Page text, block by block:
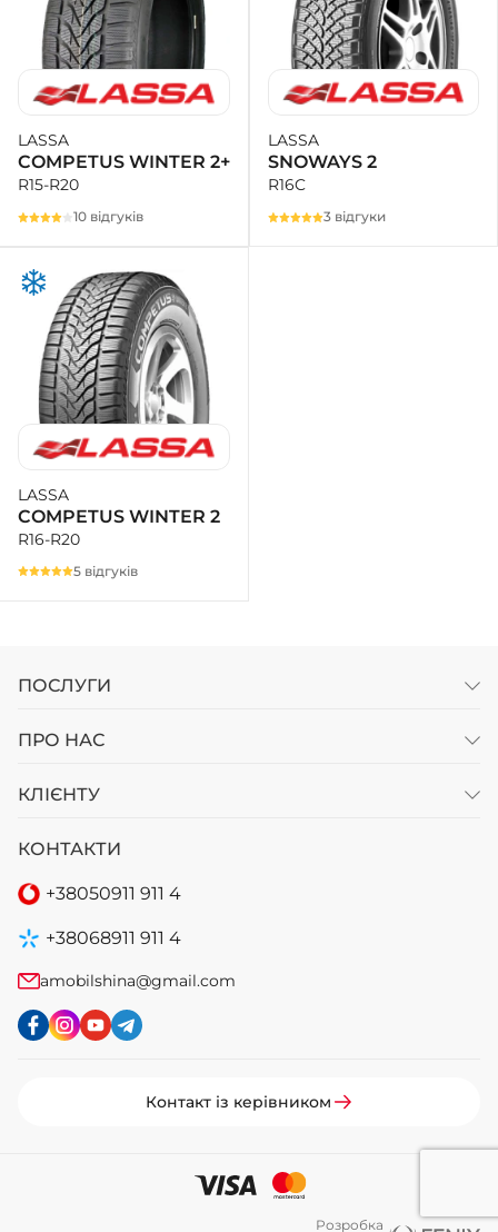
LASSA
COMPETUS WINTER 2+
R15-R20
10 відгуків
LASSA
SNOWAYS 2
R16C
3 відгуки
LASSA
COMPETUS WINTER 2
R16-R20
5 відгуків
ПОСЛУГИ
ПРО НАС
КЛІЄНТУ
КОНТАКТИ
+38050911 911 4
+38068911 911 4
amobilshina@gmail.com
Контакт із керівником
Розробка